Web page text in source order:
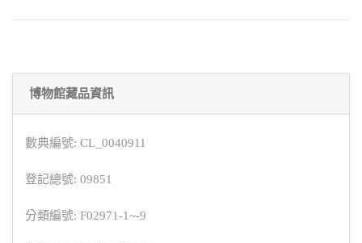
博物館藏品資訊
數典編號: CL_0040911
登記總號: 09851
分類編號: F02971-1~-9